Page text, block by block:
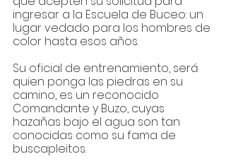
ingresar a la Escuela de Buceo: un
lugar vedado para los hombres de
color hasta esos años.
Su oficial de entrenamiento, será
quien ponga las piedras en su
camino, es un reconocido
Comandante y Buzo, cuyas
hazañas bajo el agua son tan
conocidas como su fama de
buscapleitos.